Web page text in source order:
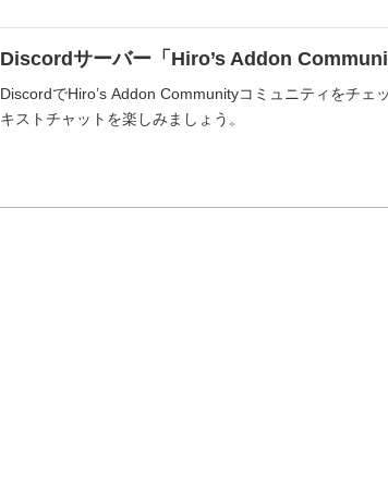
Discordサーバー「Hiro’s Addon
DiscordでHiro’s Addon Communityコミュニティをチ
キストチャットを楽しみましょう。